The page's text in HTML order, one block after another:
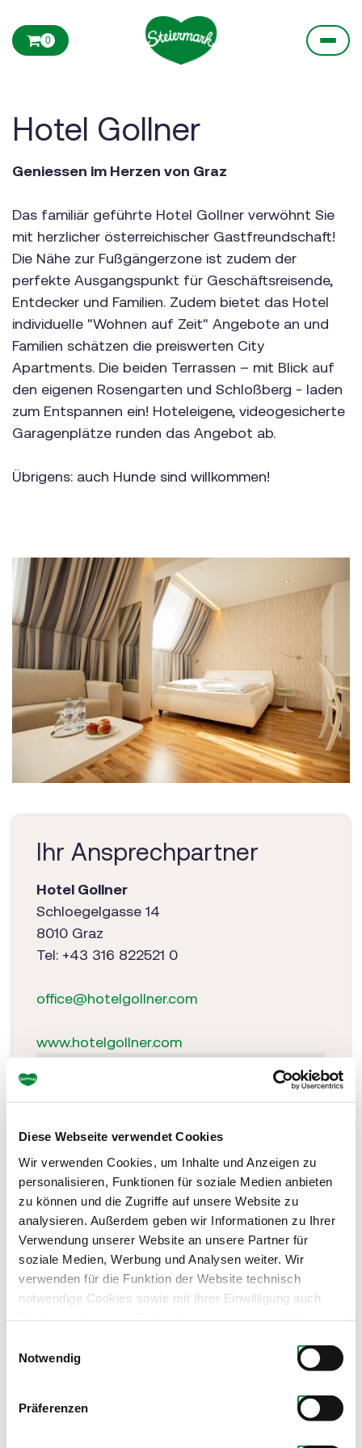
Diese Webseite verwendet Cookies
Wir verwenden Cookies, um Inhalte und Anzeigen zu
personalisieren, Funktionen für soziale Medien anbieten
zu können und die Zugriffe auf unsere Website zu
analysieren. Außerdem geben wir Informationen zu Ihrer
Verwendung unserer Website an unsere Partner für
soziale Medien, Werbung und Analysen weiter. Wir
verwenden für die Funktion der Website technisch
notwendige Cookies sowie mit Ihrer Einwilligung auch
zu personalisieren, Funktionen für soziale Medien
anbieten zu können, externe Inhalte einzubinden und
personalisierte Werbung auf anderen Plattformen zu
zeigen. Dazu teilen wir Informationen zu Ihrer
Notwendig
Präferenzen
0
Hotel Gollner
Geniessen im Herzen von Graz
Das familiär geführte Hotel Gollner verwöhnt Sie
mit herzlicher österreichischer Gastfreundschaft!
Die Nähe zur Fußgängerzone ist zudem der
perfekte Ausgangspunkt für Geschäftsreisende,
Entdecker und Familien. Zudem bietet das Hotel
individuelle "Wohnen auf Zeit" Angebote an und
Familien schätzen die preiswerten City
Apartments. Die beiden Terrassen – mit Blick auf
den eigenen Rosengarten und Schloßberg - laden
zum Entspannen ein! Hoteleigene, videogesicherte
Garagenplätze runden das Angebot ab.
Übrigens: auch Hunde sind willkommen!
Ihr Ansprechpartner
Hotel Gollner
Schloegelgasse 14
8010 Graz
Tel: +43 316 822521 0
office@hotelgollner.com
www.hotelgollner.com